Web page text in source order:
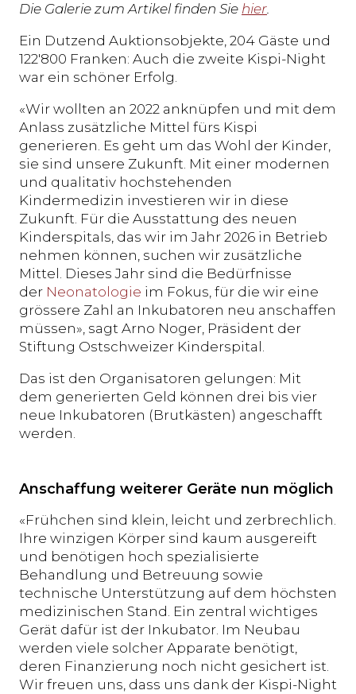
Die Galerie zum Artikel finden Sie hier.
Ein Dutzend Auktionsobjekte, 204 Gäste und
122'800 Franken: Auch die zweite Kispi-Night
war ein schöner Erfolg.
«Wir wollten an 2022 anknüpfen und mit dem
Anlass zusätzliche Mittel fürs Kispi
generieren. Es geht um das Wohl der Kinder,
sie sind unsere Zukunft. Mit einer modernen
und qualitativ hochstehenden
Kindermedizin investieren wir in diese
Zukunft. Für die Ausstattung des neuen
Kinderspitals, das wir im Jahr 2026 in Betrieb
nehmen können, suchen wir zusätzliche
Mittel. Dieses Jahr sind die Bedürfnisse
der Neonatologie im Fokus, für die wir eine
grössere Zahl an Inkubatoren neu anschaffen
müssen», sagt Arno Noger, Präsident der
Stiftung Ostschweizer Kinderspital.
Das ist den Organisatoren gelungen: Mit
dem generierten Geld können drei bis vier
neue Inkubatoren (Brutkästen) angeschafft
werden.
Anschaffung weiterer Geräte nun möglich
«Frühchen sind klein, leicht und zerbrechlich.
Ihre winzigen Körper sind kaum ausgereift
und benötigen hoch spezialisierte
Behandlung und Betreuung sowie
technische Unterstützung auf dem höchsten
medizinischen Stand. Ein zentral wichtiges
Gerät dafür ist der Inkubator. Im Neubau
werden viele solcher Apparate benötigt,
deren Finanzierung noch nicht gesichert ist.
Wir freuen uns, dass uns dank der Kispi-Night